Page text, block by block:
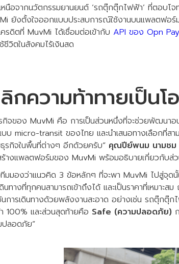
นือจากนวัตกรรมยานยนต์ ‘รถตุ๊กตุ๊กไฟฟ้า’ ที่ตอบโ
ยังตั้งใจออกแบบประสบการณ์ใช้งานบนแพลตฟอร์
รดิตที่ MuvMi ได้เชื่อมต่อเข้ากับ API ของ Opn
ชีวิตในสังคมไร้เงินสด
กความท้าทายเป็นโ
กิจของ MuvMi คือ การเป็นส่วนหนึ่งที่จะช่วยพัฒนาอน
บบ micro-transit ของไทย และนำเสนอทางเลือกที่
ธุรกิจในพื้นที่ต่างๆ อีกด้วยครับ” คุณปีย์พนม นามชม
ร้างแพลตฟอร์มของ MuvMi พร้อมอธิบายเกี่ยวกับส่
ทีมมองว่าแนวคิด 3 ข้อหลักๆ ที่จะพา MuvMi ไปสู่จุด
นทางที่ทุกคนสามารถเข้าถึงได้ และเป็นราคาที่เหมาะส
นการเดินทางด้วยพลังงานสะอาด อย่างเช่น รถตุ๊กตุ๊
100% และส่วนสุดท้ายคือ Safe (ความปลอดภัย)
ปลอดภัย”